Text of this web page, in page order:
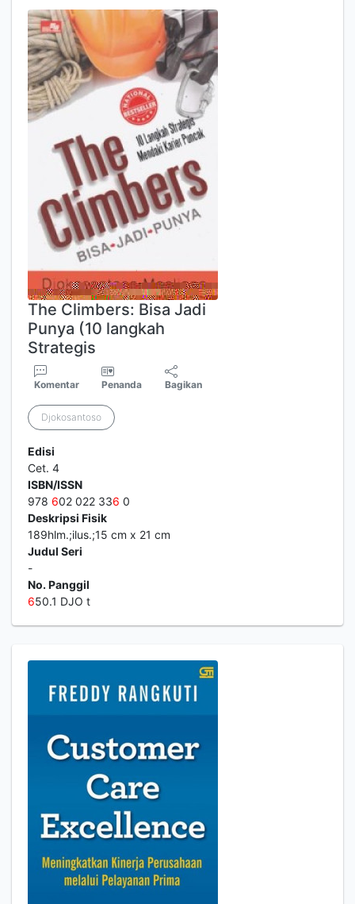
The Climbers: Bisa Jadi
Punya (10 langkah
Strategis
Komentar Penanda Bagikan
Djokosantoso
Edisi
Cet. 4
ISBN/ISSN
978 602 022 336 0
Deskripsi Fisik
189hlm.;ilus.;15 cm x 21 cm
Judul Seri
-
No. Panggil
650.1 DJO t